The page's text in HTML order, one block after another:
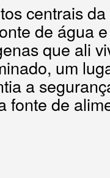
centrais
de água
que ali
um
a
fonte de